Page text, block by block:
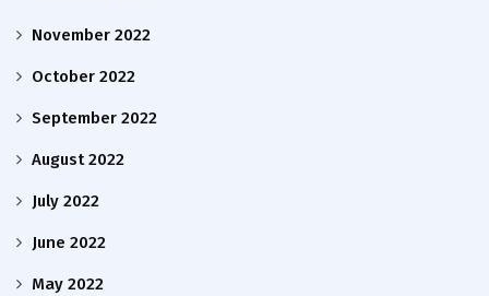
November 2022
October 2022
September 2022
August 2022
July 2022
June 2022
May 2022